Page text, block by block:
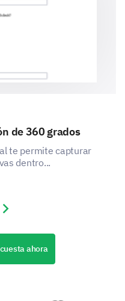
de 360 grados
te permite capturar
dentro...
slide
Next slide
ahora